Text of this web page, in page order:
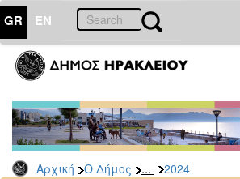
GR EN
Αρχική Ο Δήμος ... 2024
ΔΗΜΟΣ
Δελτία
Τύπου
Αρχείο
2026